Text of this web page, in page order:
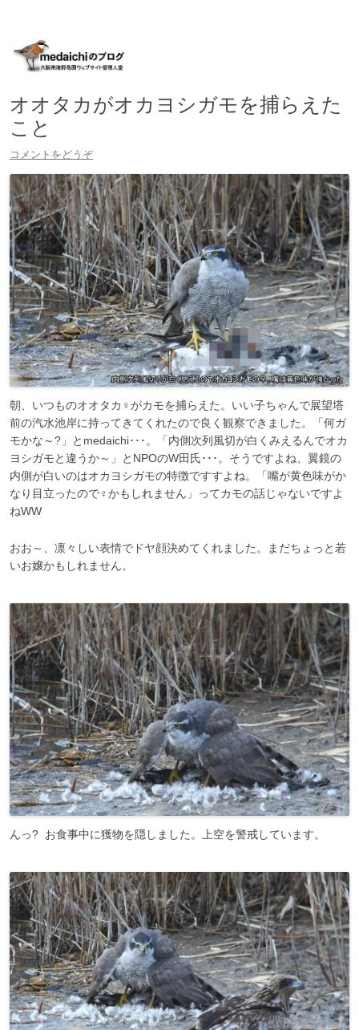
移
動
オオタカがオカヨシガモを捕らえた
こと
コメントをどうぞ
朝、いつものオオタカ♀がカモを捕らえた。いい子ちゃんで展望塔
前の汽水池岸に持ってきてくれたので良く観察できました。「何ガ
モかな～?」とmedaichi･･･。「内側次列風切が白くみえるんでオカ
ヨシガモと違うか～」とNPOのW田氏･･･。そうですよね、翼鏡の
内側が白いのはオカヨシガモの特徴ですすよね。「嘴が黄色味がか
なり目立ったので♀かもしれません」ってカモの話じゃないですよ
ねWW
おお～、凛々しい表情でドヤ顔決めてくれました。まだちょっと若
いお嬢かもしれません。
んっ? お食事中に獲物を隠しました。上空を警戒しています。